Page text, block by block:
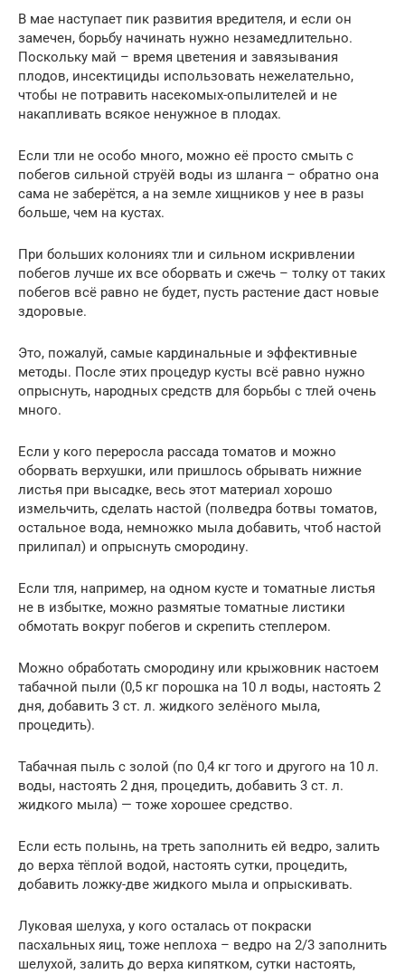
В мае наступает пик развития вредителя, и если он
замечен, борьбу начинать нужно незамедлительно.
Поскольку май – время цветения и завязывания
плодов, инсектициды использовать нежелательно,
чтобы не потравить насекомых-опылителей и не
накапливать всякое ненужное в плодах.
Если тли не особо много, можно её просто смыть с
побегов сильной струёй воды из шланга – обратно она
сама не заберётся, а на земле хищников у нее в разы
больше, чем на кустах.
При больших колониях тли и сильном искривлении
побегов лучше их все оборвать и сжечь – толку от таких
побегов всё равно не будет, пусть растение даст новые
здоровые.
Это, пожалуй, самые кардинальные и эффективные
методы. После этих процедур кусты всё равно нужно
опрыснуть, народных средств для борьбы с тлей очень
много.
Если у кого переросла рассада томатов и можно
оборвать верхушки, или пришлось обрывать нижние
листья при высадке, весь этот материал хорошо
измельчить, сделать настой (полведра ботвы томатов,
остальное вода, немножко мыла добавить, чтоб настой
прилипал) и опрыснуть смородину.
Если тля, например, на одном кусте и томатные листья
не в избытке, можно размятые томатные листики
обмотать вокруг побегов и скрепить степлером.
Можно обработать смородину или крыжовник настоем
табачной пыли (0,5 кг порошка на 10 л воды, настоять 2
дня, добавить 3 ст. л. жидкого зелёного мыла,
процедить).
Табачная пыль с золой (по 0,4 кг того и другого на 10 л.
воды, настоять 2 дня, процедить, добавить 3 ст. л.
жидкого мыла) — тоже хорошее средство.
Если есть полынь, на треть заполнить ей ведро, залить
до верха тёплой водой, настоять сутки, процедить,
добавить ложку-две жидкого мыла и опрыскивать.
Луковая шелуха, у кого осталась от покраски
пасхальных яиц, тоже неплоха – ведро на 2/3 заполнить
шелухой, залить до верха кипятком, сутки настоять,